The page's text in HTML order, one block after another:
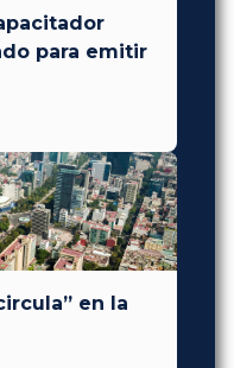
para emitir
en la